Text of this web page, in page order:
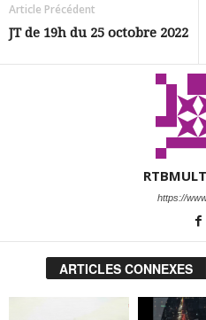
Article Précédent
JT de 19h du 25 octobre 2022
https://
ARTICLES CONNEXES